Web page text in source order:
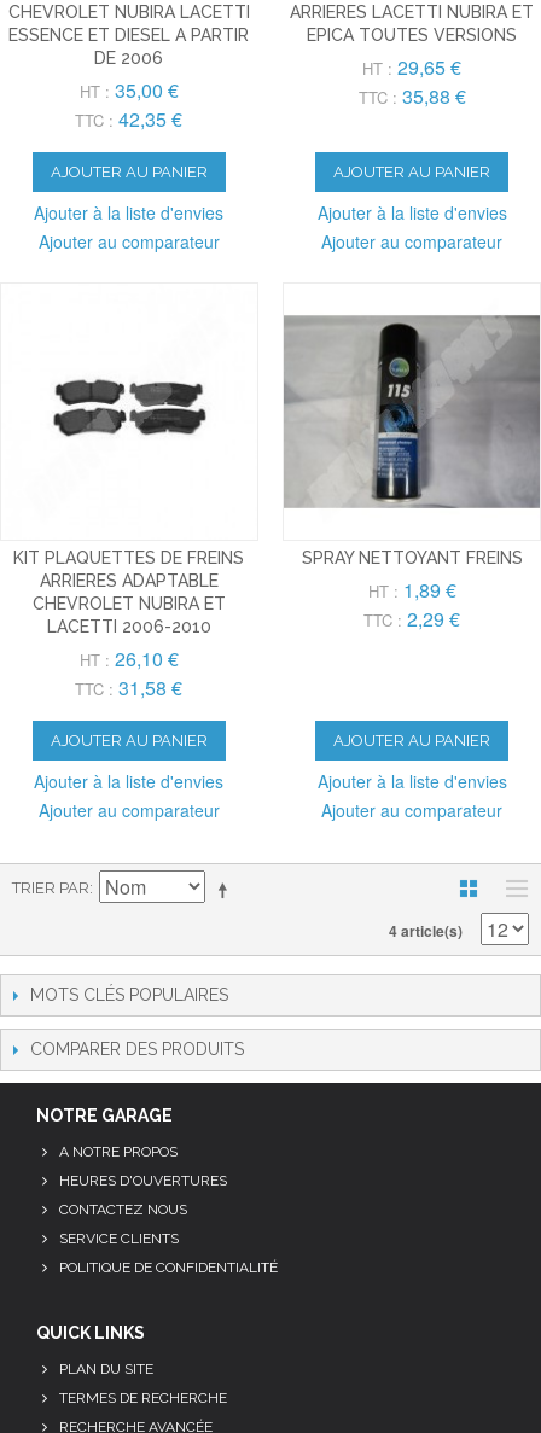
CHEVROLET NUBIRA LACETTI
ESSENCE ET DIESEL A PARTIR
DE 2006
HT : 35,00 €
TTC : 42,35 €
AJOUTER AU PANIER
Ajouter à la liste d'envies
Ajouter au comparateur
ARRIERES LACETTI NUBIRA ET
EPICA TOUTES VERSIONS
HT : 29,65 €
TTC : 35,88 €
AJOUTER AU PANIER
Ajouter à la liste d'envies
Ajouter au comparateur
KIT PLAQUETTES DE FREINS
ARRIERES ADAPTABLE
CHEVROLET NUBIRA ET
LACETTI 2006-2010
HT : 26,10 €
TTC : 31,58 €
AJOUTER AU PANIER
Ajouter à la liste d'envies
Ajouter au comparateur
SPRAY NETTOYANT FREINS
HT : 1,89 €
TTC : 2,29 €
AJOUTER AU PANIER
Ajouter à la liste d'envies
Ajouter au comparateur
TRIER PAR
4 article(s)
MOTS CLÉS POPULAIRES
COMPARER DES PRODUITS
NOTRE GARAGE
A NOTRE PROPOS
HEURES D'OUVERTURES
CONTACTEZ NOUS
SERVICE CLIENTS
POLITIQUE DE CONFIDENTIALITÉ
QUICK LINKS
PLAN DU SITE
TERMES DE RECHERCHE
RECHERCHE AVANCÉE